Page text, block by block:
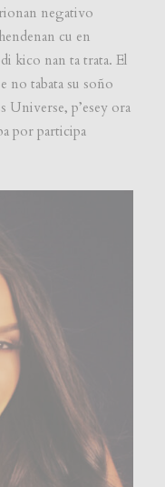
negativo
cu en
kico nan ta trata. El
no tabata su soño
Universe, p’esey ora
por participa